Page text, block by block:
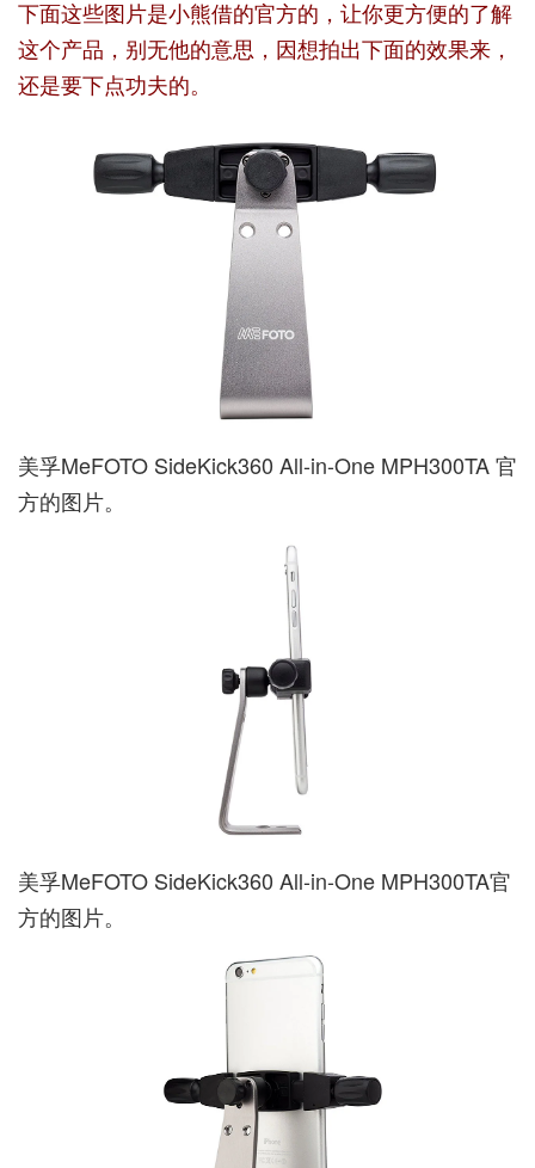
下面这些图片是小熊借的官方的，让你更方便的了解
这个产品，别无他的意思，因想拍出下面的效果来，
还是要下点功夫的。
美孚MeFOTO SideKick360 All-in-One MPH300TA 官
方的图片。
美孚MeFOTO SideKick360 All-in-One MPH300TA官
方的图片。